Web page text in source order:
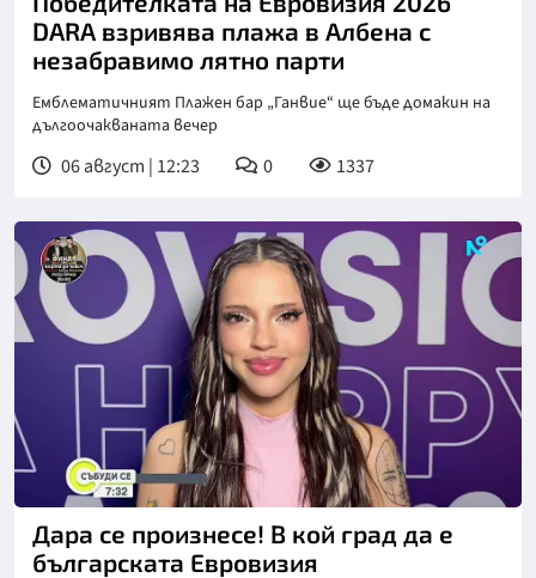
DARA взривява плажа в Албена с
незабравимо лятно парти
Емблематичният Плажен бар „Ганвие“ ще бъде домакин на
дългоочакваната вечер
06 август | 12:23 0 1337
Дара се произнесе! В кой град да е
българската Евровизия